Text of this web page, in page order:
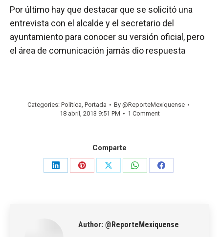
Por último hay que destacar que se solicitó una
entrevista con el alcalde y el secretario del
ayuntamiento para conocer su versión oficial, pero
el área de comunicación jamás dio respuesta
Categories: Política, Portada By @ReporteMexiquense
18 abril, 2013 9:51 PM
1 Comment
Comparte
Share
Share
Share
Share
Share
Author: @ReporteMexiquense